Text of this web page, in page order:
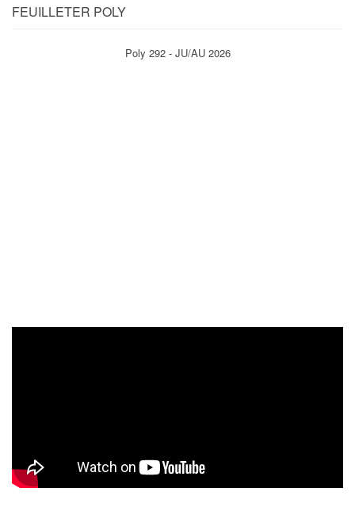
FEUILLETER POLY
Poly 292 - JU/AU 2026